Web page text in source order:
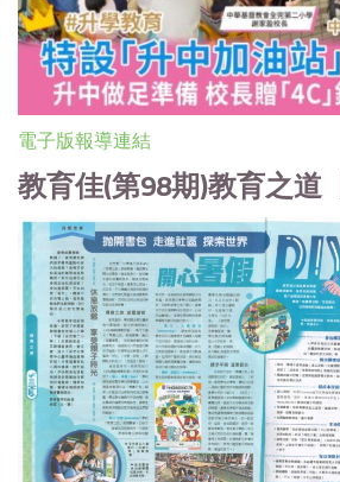
電子版報導連結
教育佳(第98期)教育之道